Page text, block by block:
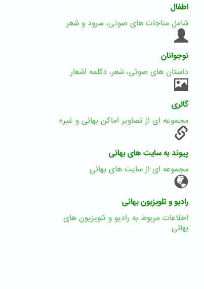
اطفال
شامل مناجات های صوتی، سرود و شعر
نوجوانان
داستان های صوتی، شعر، دکلمه اشعار
گالری
مجموعه ای از تصاویر اماکن بهائی و غیره
پیوند به سایت های بهائی
مجموعه ای از سایت های بهائی
رادیو و تلویزیون بهائی
اطلاعات مربوط به رادیو و تلویزیون های
بهائی